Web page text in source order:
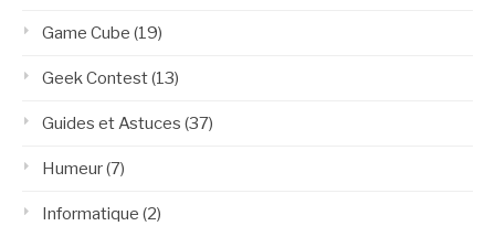
Game Cube (19)
Geek Contest(13)
Guides et Astuces (37)
Humeur(7)
Informatique (2)